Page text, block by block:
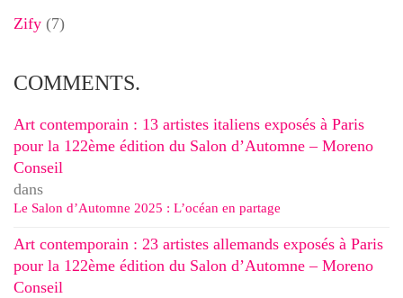
Zify (7)
COMMENTS.
Art contemporain : 13 artistes italiens exposés à Paris
pour la 122ème édition du Salon d’Automne – Moreno
Conseil
dans
Le Salon d’Automne 2025 : L’océan en partage
Art contemporain : 23 artistes allemands exposés à Paris
pour la 122ème édition du Salon d’Automne – Moreno
Conseil